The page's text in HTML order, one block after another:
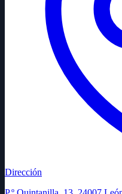
Dirección